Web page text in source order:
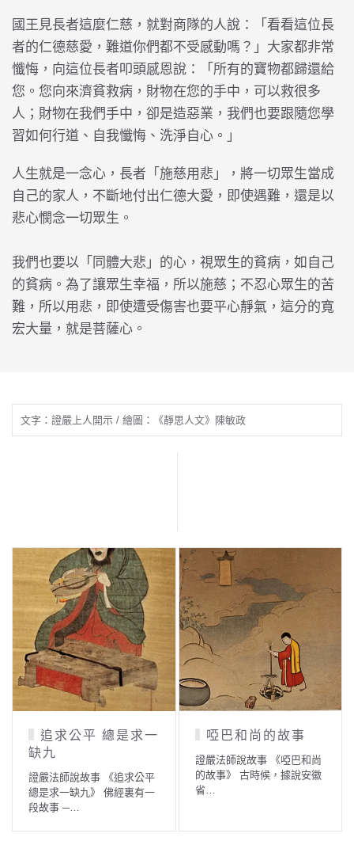
國王見長者這麼仁慈，就對商隊的人說：「看看這位長
者的仁德慈愛，難道你們都不受感動嗎？」大家都非常
懺悔，向這位長者叩頭感恩說：「所有的寶物都歸還給
您。您向來濟貧救病，財物在您的手中，可以救很多
人；財物在我們手中，卻是造惡業，我們也要跟隨您學
習如何行道、自我懺悔、洗淨自心。」
人生就是一念心，長者「施慈用悲」，將一切眾生當成
自己的家人，不斷地付出仁德大愛，即使遇難，還是以
悲心憫念一切眾生。
我們也要以「同體大悲」的心，視眾生的貧病，如自己
的貧病。為了讓眾生幸福，所以施慈；不忍心眾生的苦
難，所以用悲，即使遭受傷害也要平心靜氣，這分的寬
宏大量，就是菩薩心。
文字：證嚴上人開示 / 繪圖：《靜思人文》陳敏政
追求公平 總是求一
缺九
證嚴法師說故事 《追求公平
總是求一缺九》 佛經裏有一
段故事 ─…
啞巴和尚的故事
證嚴法師說故事 《啞巴和尚
的故事》 古時候，據說安徽
省…